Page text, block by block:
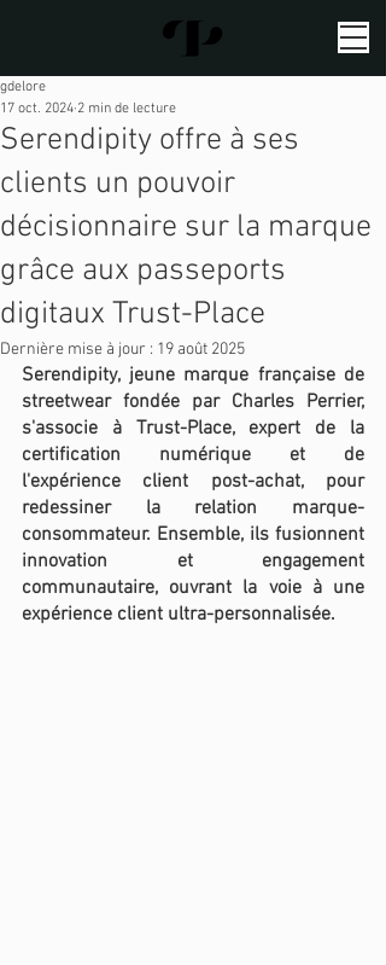
Serendipity offre à ses
clients un pouvoir
décisionnaire sur la marque
grâce aux passeports
digitaux Trust-Place
gdelore
17 oct. 2024 2 min de lecture
Dernière mise à jour : 19 août 2025
Serendipity, jeune marque française de
streetwear fondée par Charles Perrier,
s'associe à Trust-Place, expert de la
certification numérique et de
l'expérience client post-achat, pour
redessiner la relation marque-
consommateur. Ensemble, ils fusionnent
innovation et engagement
communautaire, ouvrant la voie à une
expérience client ultra-personnalisée.